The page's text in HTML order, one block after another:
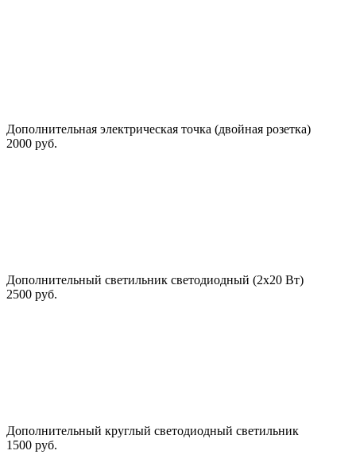
Дополнительная электрическая точка (двойная розетка)
2000 руб.
Дополнительный светильник светодиодный (2х20 Вт)
2500 руб.
Дополнительный круглый светодиодный светильник
1500 руб.